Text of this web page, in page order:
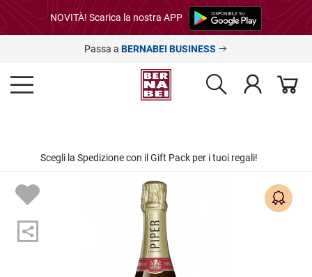
NOVITÀ! Scarica la nostra APP
Passa a BERNABEI BUSINESS
Scegli la Spedizione con il Gift Pack per i tuoi regali!